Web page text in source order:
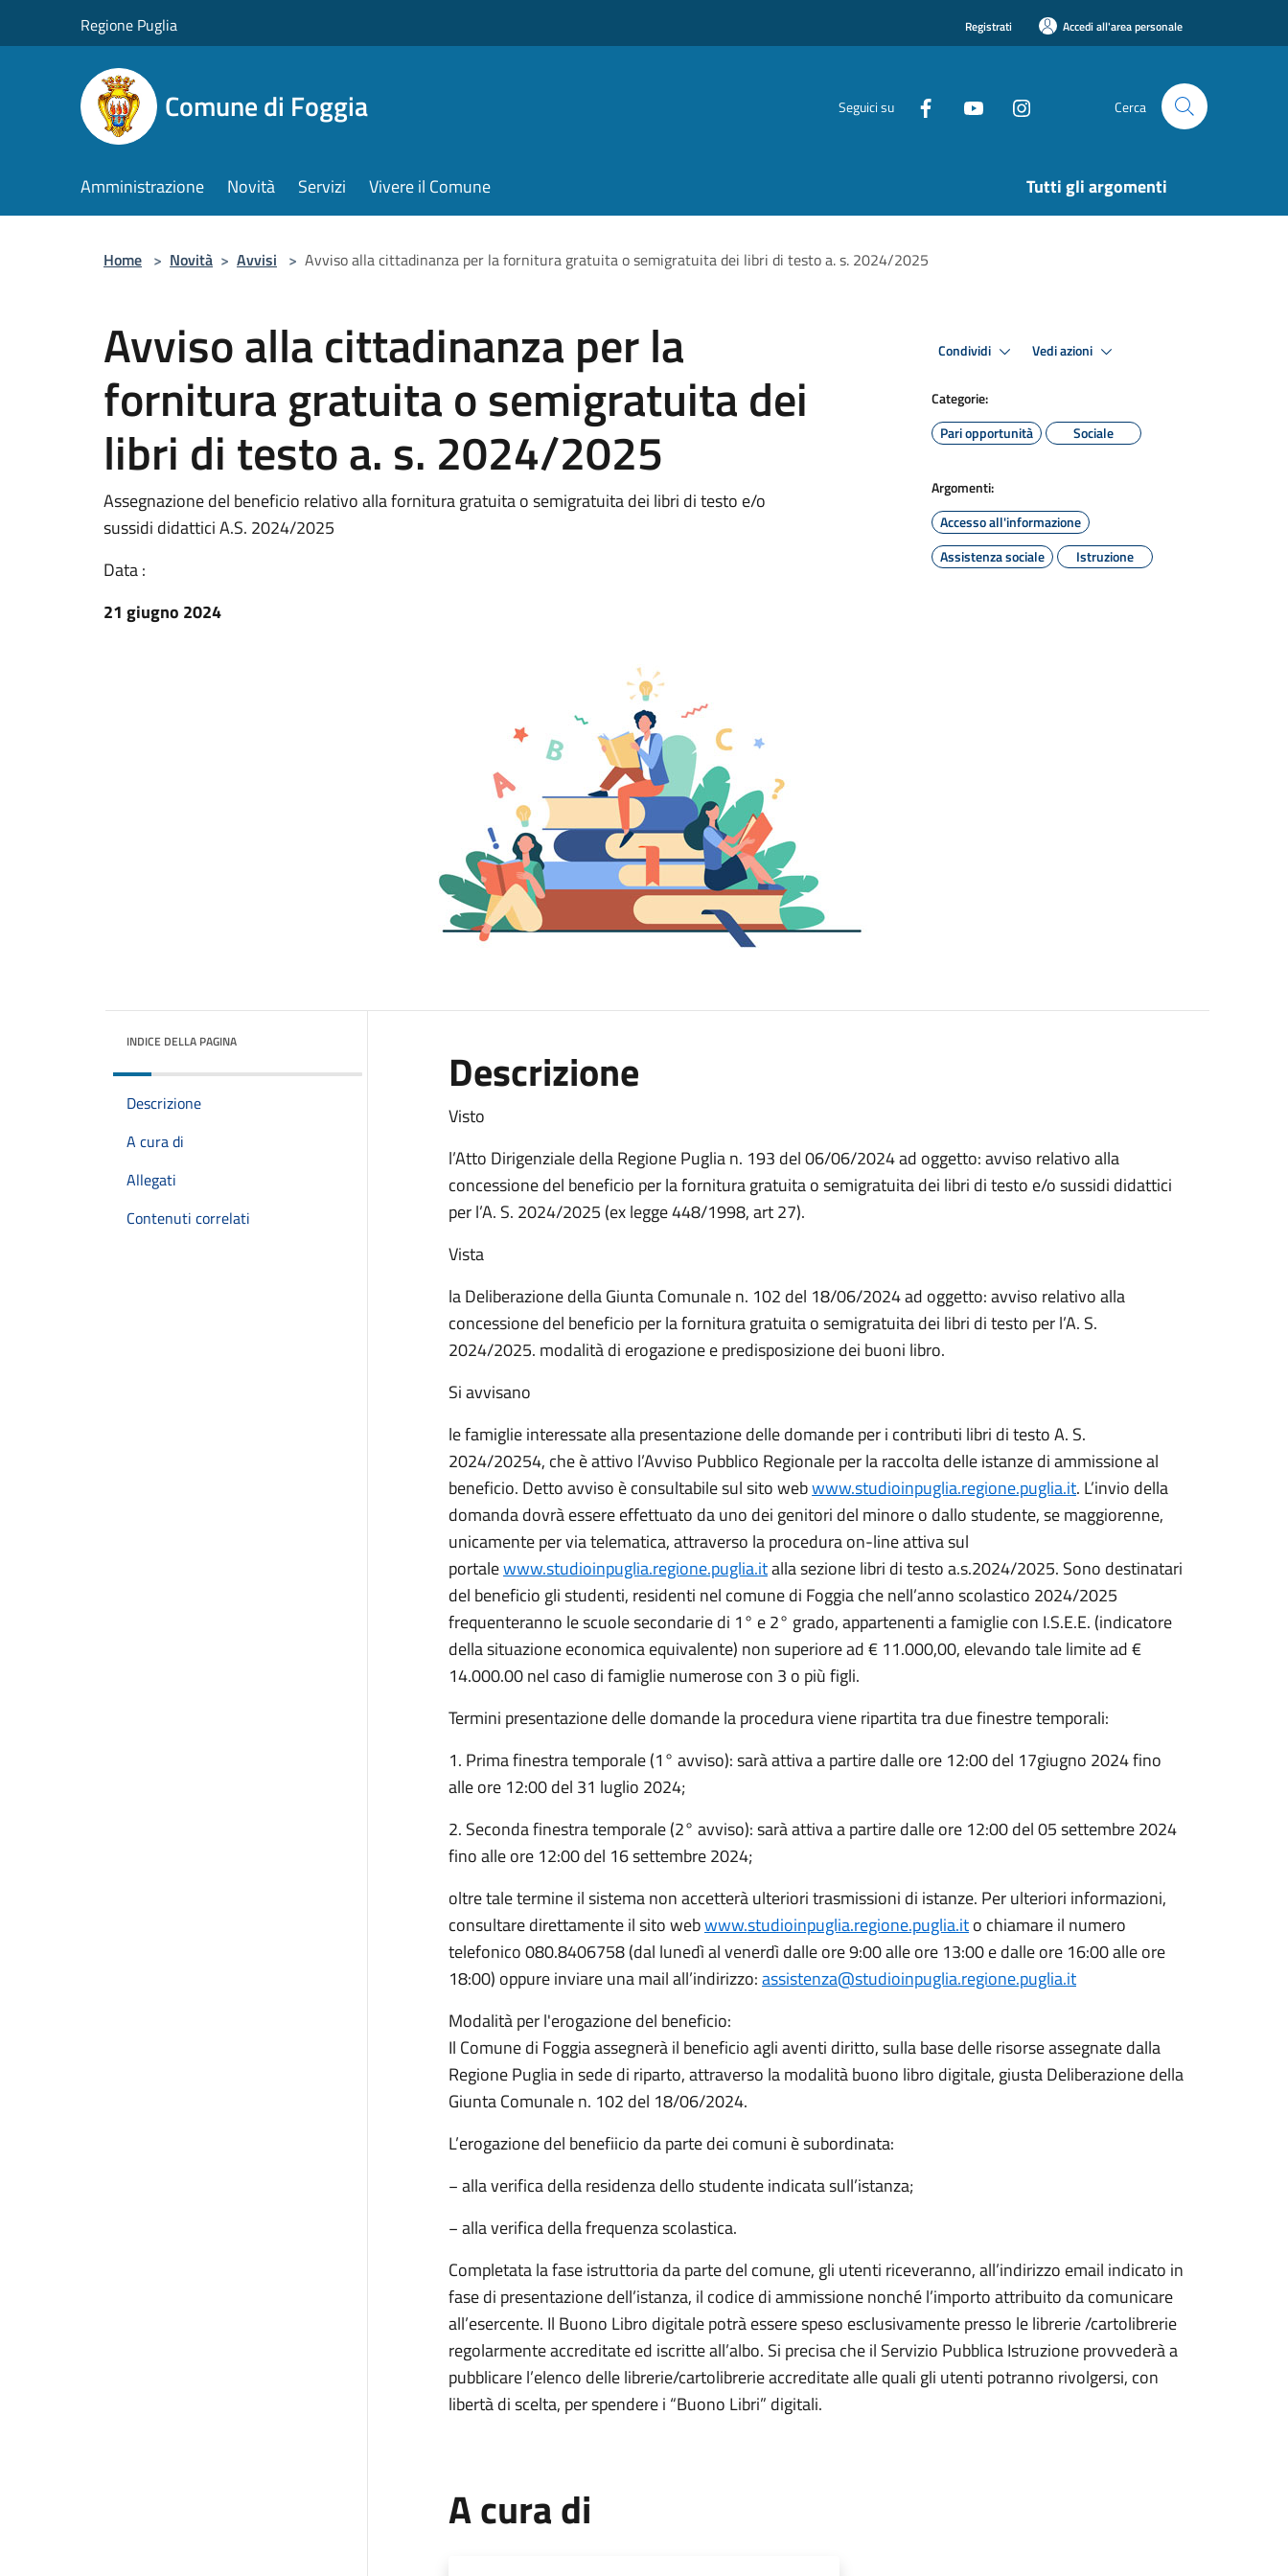
Regione Puglia Registrati Accedi all'area personale
Comune di Foggia Seguici su Cerca
Amministrazione Novità Servizi Vivere il Comune Tutti gli argomenti
Home > Novità > Avvisi > Avviso alla cittadinanza per la fornitura gratuita o semigratuita dei libri di testo a. s. 2024/2025
Avviso alla cittadinanza per la
fornitura gratuita o semigratuita dei
libri di testo a. s. 2024/2025
Assegnazione del beneficio relativo alla fornitura gratuita o semigratuita dei libri di testo e/o
sussidi didattici A.S. 2024/2025
Data :
21 giugno 2024
Condividi Vedi azioni
Categorie:
Pari opportunità
Sociale
Argomenti:
Accesso all'informazione
Assistenza sociale
Istruzione
INDICE DELLA PAGINA
Descrizione
A cura di
Allegati
Contenuti correlati
Descrizione
Visto
l’Atto Dirigenziale della Regione Puglia n. 193 del 06/06/2024 ad oggetto: avviso relativo alla
concessione del beneficio per la fornitura gratuita o semigratuita dei libri di testo e/o sussidi didattici
per l’A. S. 2024/2025 (ex legge 448/1998, art 27).
Vista
la Deliberazione della Giunta Comunale n. 102 del 18/06/2024 ad oggetto: avviso relativo alla
concessione del beneficio per la fornitura gratuita o semigratuita dei libri di testo per l’A. S.
2024/2025. modalità di erogazione e predisposizione dei buoni libro.
Si avvisano
le famiglie interessate alla presentazione delle domande per i contributi libri di testo A. S.
2024/20254, che è attivo l’Avviso Pubblico Regionale per la raccolta delle istanze di ammissione al
beneficio. Detto avviso è consultabile sul sito webwww.studioinpuglia.regione.puglia.it. L’invio della
domanda dovrà essere effettuato da uno dei genitori del minore o dallo studente, se maggiorenne,
unicamente per via telematica, attraverso la procedura on-line attiva sul
portalewww.studioinpuglia.regione.puglia.italla sezione libri di testo a.s.2024/2025. Sono destinatari
del beneficio gli studenti, residenti nel comune di Foggia che nell’anno scolastico 2024/2025
frequenteranno le scuole secondarie di 1° e 2° grado, appartenenti a famiglie con I.S.E.E. (indicatore
della situazione economica equivalente) non superiore ad € 11.000,00, elevando tale limite ad €
14.000.00 nel caso di famiglie numerose con 3 o più figli.
Termini presentazione delle domande la procedura viene ripartita tra due finestre temporali:
1. Prima finestra temporale (1° avviso): sarà attiva a partire dalle ore 12:00 del 17giugno 2024 fino
alle ore 12:00 del 31 luglio 2024;
2. Seconda finestra temporale (2° avviso): sarà attiva a partire dalle ore 12:00 del 05 settembre 2024
fino alle ore 12:00 del 16 settembre 2024;
oltre tale termine il sistema non accetterà ulteriori trasmissioni di istanze. Per ulteriori informazioni,
consultare direttamente il sito webwww.studioinpuglia.regione.puglia.ito chiamare il numero
telefonico 080.8406758 (dal lunedì al venerdì dalle ore 9:00 alle ore 13:00 e dalle ore 16:00 alle ore
18:00) oppure inviare una mail all’indirizzo:assistenza@studioinpuglia.regione.puglia.it
Modalità per l'erogazione del beneficio:
Il Comune di Foggia assegnerà il beneficio agli aventi diritto, sulla base delle risorse assegnate dalla
Regione Puglia in sede di riparto, attraverso la modalità buono libro digitale, giusta Deliberazione della
Giunta Comunale n. 102 del 18/06/2024.
L’erogazione del benefiicio da parte dei comuni è subordinata:
− alla verifica della residenza dello studente indicata sull’istanza;
− alla verifica della frequenza scolastica.
Completata la fase istruttoria da parte del comune, gli utenti riceveranno, all’indirizzo email indicato in
fase di presentazione dell’istanza, il codice di ammissione nonché l’importo attribuito da comunicare
all’esercente. Il Buono Libro digitale potrà essere speso esclusivamente presso le librerie /cartolibrerie
regolarmente accreditate ed iscritte all’albo. Si precisa che il Servizio Pubblica Istruzione provvederà a
pubblicare l’elenco delle librerie/cartolibrerie accreditate alle quali gli utenti potranno rivolgersi, con
libertà di scelta, per spendere i “Buono Libri” digitali.
A cura di